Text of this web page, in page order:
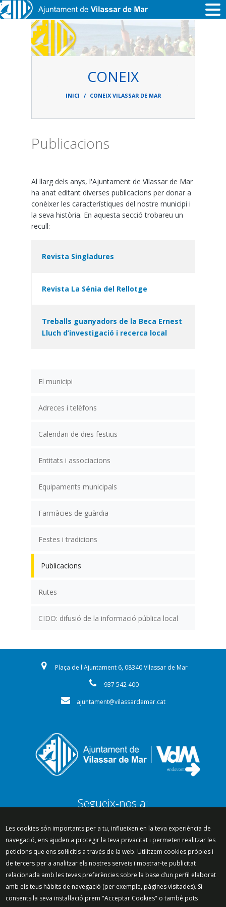
Vés al contingut
CONEIX
d'ariadna
INICI CONEIX VILASSAR DE MAR
El municipi
Adreces i telèfons
Calendari de dies festius
Entitats i associacions
Equipaments municipals
Farmàcies de guàrdia
Festes i tradicions
Publicacions
Rutes
CIDO: difusió de la informació pública local
Publicacions
Al llarg dels anys, l'Ajuntament de Vilassar de Mar
ha anat editant diverses publicacions per donar a
conèixer les característiques del nostre municipi i
la seva història. En aquesta secció trobareu un
recull:
Revista Singladures
Revista La Sénia del Rellotge
Treballs guanyadors de la Beca Ernest
Lluch d’investigació i recerca local
Plaça de l'Ajuntament 6, 08340 Vilassar de Mar
937 542 400
ajuntament@vilassardemar.cat
Segueix-nos a:
Mapa del lloc
Política de Privacitat
Política de Xarxes Socials
Política de cookies
Protecció de dades
Preguntes freqüents
Les cookies són importants per a tu, influeixen en la teva experiència de
navegació, ens ajuden a protegir la teva privacitat i permeten realitzar les
peticions que ens sol·licitis a través de la web. Utilitzem cookies pròpies i
de tercers per a analitzar els nostres serveis i mostrar-te publicitat
relacionada amb les teves preferències sobre la base d’un perfil elaborat
amb els teus hàbits de navegació (per exemple, pàgines visitades). Si
consents la seva instal·lació prem "Acceptar Cookies" o també pots